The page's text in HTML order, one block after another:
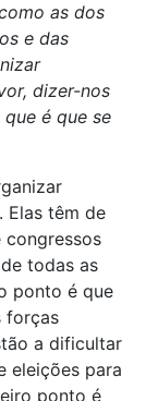
as dos
e das
dizer-nos
é que se
Elas têm de
congressos
todas as
ponto é que
forças
a dificultar
eleições para
ponto é